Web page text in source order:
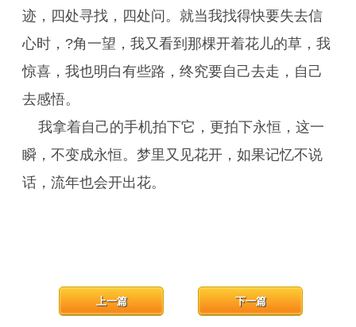
迹，四处寻找，四处问。就当我找得快要失去信
心时，?角一望，我又看到那棵开着花儿的草，我
惊喜，我也明白有些路，终究要自己去走，自己
去感悟。
我拿着自己的手机拍下它，更拍下永恒，这一
瞬，不变成永恒。梦里又见花开，如果记忆不说
话，流年也会开出花。
下一篇
上一篇